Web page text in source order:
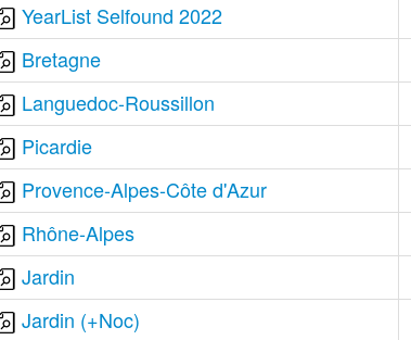
YearList Selfound 2022
Bretagne
Languedoc-Roussillon
Picardie
Provence-Alpes-Côte d'Azur
Rhône-Alpes
Jardin
Jardin (+Noc)